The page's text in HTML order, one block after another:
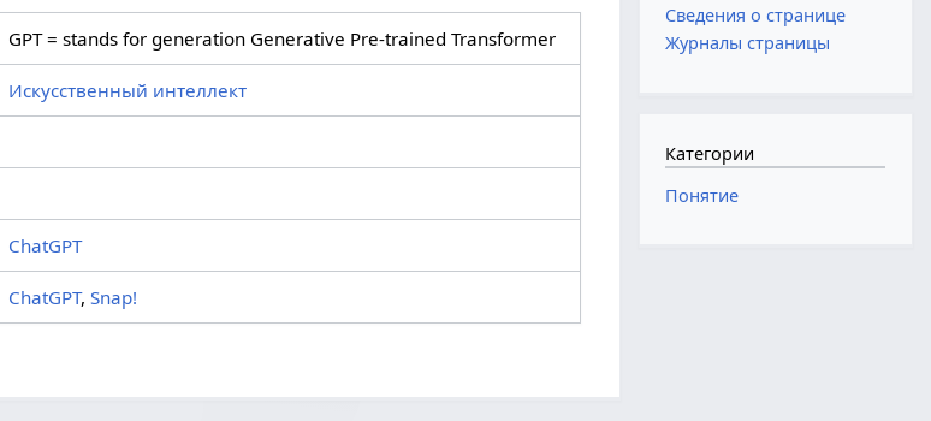
GPT = stands for generation Generative Pre-trained Transformer
Искусственный интеллект
ChatGPT
ChatGPT,Snap!
Сведения о странице
Журналы страницы
Категории
Понятие